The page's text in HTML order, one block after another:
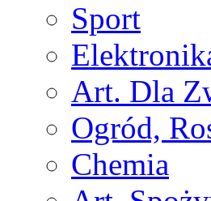
Sport
Art. Dla
Ogród,
Chemia